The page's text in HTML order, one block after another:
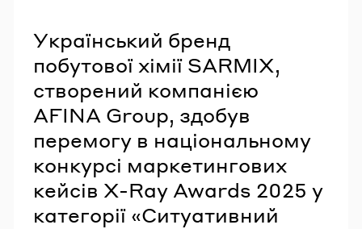
Український бренд
побутової хімії SARMIX,
створений компанією
AFINA Group, здобув
перемогу в національному
конкурсі маркетингових
кейсів X-Ray Awards 2025 у
категорії «Ситуативний